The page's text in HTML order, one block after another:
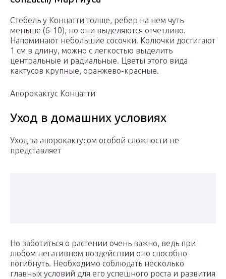
Стебель у Концатти толще, ребер на нем чуть
меньше (6-10), но они выделяются отчетливо.
Напоминают небольшие сосочки. Колючки достигают
1 см в длину, можно с легкостью выделить
центральные и радиальные. Цветы этого вида
кактусов крупные, оранжево-красные.
Апорокактус Концатти
Уход в домашних условиях
Уход за апорокактусом особой сложности не
представляет
Но заботиться о растении очень важно, ведь при
любом негативном воздействии оно способно
погибнуть. Необходимо соблюдать несколько
главных условий для его успешного роста и развития